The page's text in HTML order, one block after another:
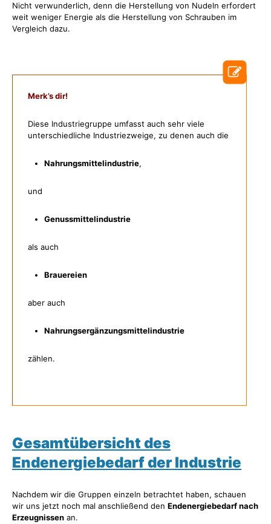
Nicht verwunderlich, denn die Herstellung von Nudeln erfordert
weit weniger Energie als die Herstellung von Schrauben im
Vergleich dazu.
Merk’s dir!
Diese Industriegruppe umfasst auch sehr viele
unterschiedliche Industriezweige, zu denen auch die
Nahrungsmittelindustrie,
und
Genussmittelindustrie
als auch
Brauereien
aber auch
Nahrungsergänzungsmittelindustrie
zählen.
Gesamtübersicht des
Endenergiebedarf der Industrie
Nachdem wir die Gruppen einzeln betrachtet haben, schauen
wir uns jetzt noch mal anschließend den Endenergiebedarf nach
Erzeugnissen an.